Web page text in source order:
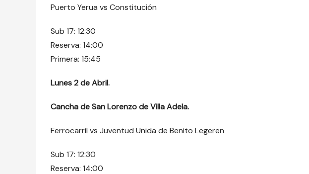
Puerto Yerua vs Constitución
Sub 17: 12:30
Reserva: 14:00
Primera: 15:45
Lunes 2 de Abril.
Cancha de San Lorenzo de Villa Adela.
Ferrocarril vs Juventud Unida de Benito Legeren
Sub 17: 12:30
Reserva: 14:00